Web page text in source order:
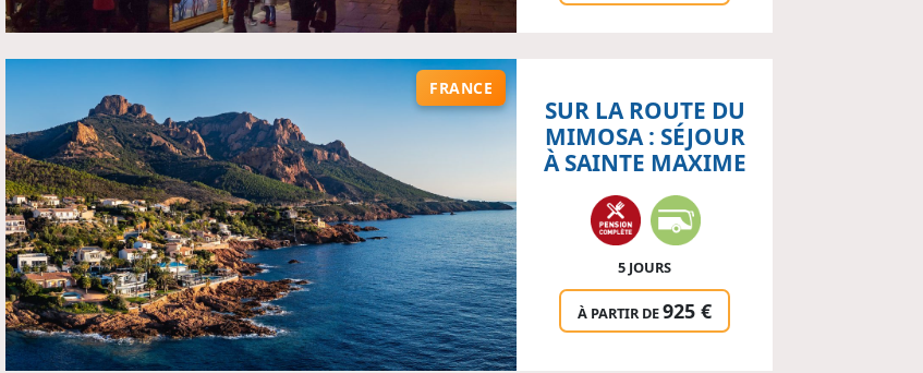
FRANCE
SUR LA ROUTE DU
MIMOSA : SÉJOUR
À SAINTE MAXIME
5 JOURS
À PARTIR DE925 €